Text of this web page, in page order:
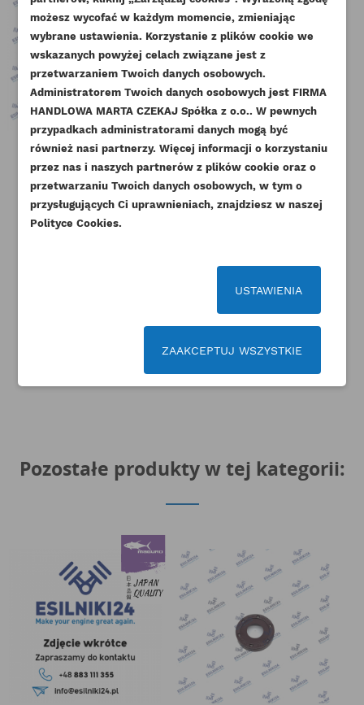
DODAJ DO LISTY ŻYCZEŃ
add_circle_outline Stwórz nową listę życzeń
UTWÓRZ LISTĘ ŻYCZEŃ
NAZWA LISTY ŻYCZEŃ
Anuluj Utwórz listę życzeń
ZALOGUJ SIĘ
Musisz być zalogowany by zapisać produkty na
swojej liście życzeń.
Anuluj Zaloguj się
PERKINS WĄŻ WODY
TERMOSTAT-POMPA AK AR
ORYGINAŁ
Indeks
U5MH0056-ORG
PERKINS TERMOSTAT AK AM AR
Indeks2485C036-KMP
Pozostałe produkty w tej kategorii:
możesz wycofać w każdym momencie, zmieniając
wybrane ustawienia. Korzystanie z plików cookie we
wskazanych powyżej celach związane jest z
przetwarzaniem Twoich danych osobowych.
Administratorem Twoich danych osobowych jest FIRMA
HANDLOWA MARTA CZEKAJ Spółka z o.o.. W pewnych
przypadkach administratorami danych mogą być
również nasi partnerzy. Więcej informacji o korzystaniu
przez nas i naszych partnerów z plików cookie oraz o
przetwarzaniu Twoich danych osobowych, w tym o
przysługujących Ci uprawnieniach, znajdziesz w naszej
Polityce Cookies.
USTAWIENIA
ZAAKCEPTUJ WSZYSTKIE